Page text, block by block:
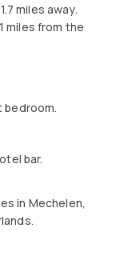
miles away.
miles from the
bedroom.
bar.
in Mechelen,